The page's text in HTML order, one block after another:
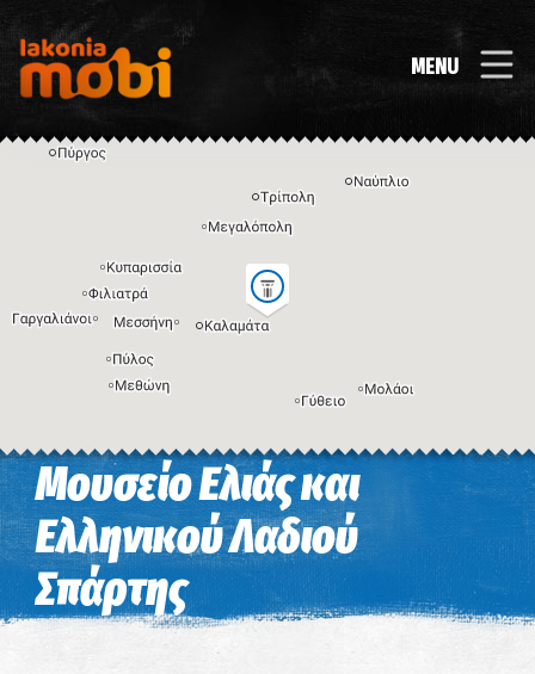
MENU
Η εικόνα ενδέχεται να υπόκειται σε πνευματικά δικαιώματα Όροι
Μουσείο Ελιάς και
Ελληνικού Λαδιού
Σπάρτης